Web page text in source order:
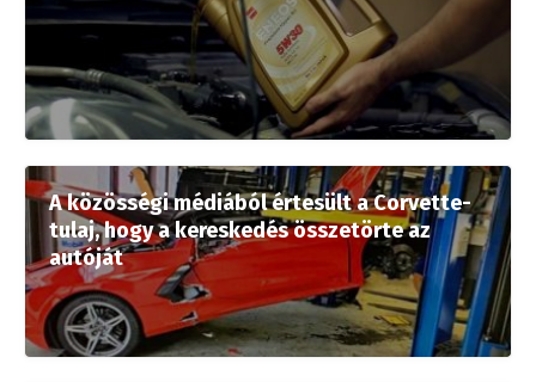
A közösségi médiából értesült a Corvette-
tulaj, hogy a kereskedés összetörte az
autóját